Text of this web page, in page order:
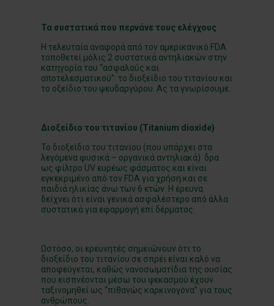
Τα συστατικά που περνάνε τους ελέγχους
Η τελευταία αναφορά από τον αμερικανικό FDA
τοποθετεί μόλις 2 συστατικά αντηλιακών στην
κατηγορία του “ασφαλούς και
αποτελεσματικού”: το διοξείδιο του τιτανίου και
το οξείδιο του ψευδαργύρου. Ας τα γνωρίσουμε.
Διοξείδιο του τιτανίου (Titanium dioxide)
Το διοξείδιο του τιτανίου (που υπάρχει στα
λεγόμενα φυσικά – οργανικά αντηλιακά) δρα
ως φίλτρο UV ευρέως φάσματος και είναι
εγκεκριμένο από τον FDA για χρήση και σε
παιδιά ηλικίας άνω των 6 ετών. Η έρευνα
δείχνει ότι είναι γενικά ασφαλέστερο από άλλα
συστατικά για εφαρμογή επί δέρματος.
Ωστόσο, οι ερευνητές σημειώνουν ότι το
διοξείδιο του τιτανίου σε σπρέι είναι καλό να
αποφεύγεται, καθώς νανοσωματίδια της ουσίας
που εισπνέονται μέσω του ψεκασμού έχουν
ταξινομηθεί ως “πιθανώς καρκινογόνα” για τους
ανθρώπους.